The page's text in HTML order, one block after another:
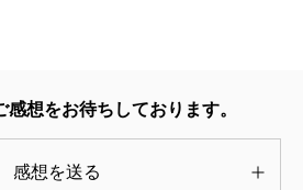
09想をお待ちしております。
感想を送る